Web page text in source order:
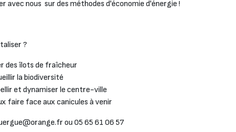
avec nous sur des méthodes d'économie d'énergie !
?
des îlots de fraîcheur
la biodiversité
et dynamiser le centre-ville
faire face aux canicules à venir
ou 05 65 61 06 57